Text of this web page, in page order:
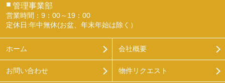
■ 管理事業部
営業時間：9：00～19：00
定休日:年中無休(お盆、年末年始は除く）
ホーム 会社概要
お問い合わせ 物件リクエスト